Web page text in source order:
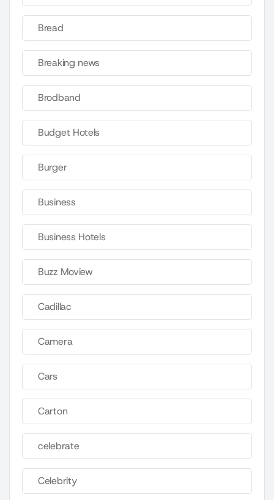
Bread
Breaking news
Brodband
Budget Hotels
Burger
Business
Business Hotels
Buzz Moview
Cadillac
Camera
Cars
Carton
celebrate
Celebrity